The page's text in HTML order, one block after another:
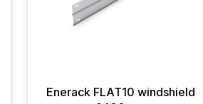
Enerack FLAT10 windshield